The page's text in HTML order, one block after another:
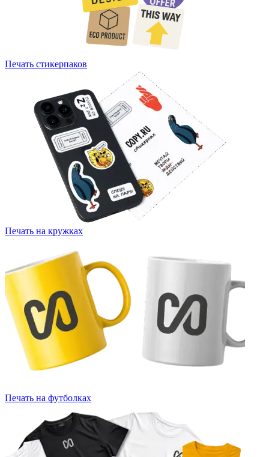
Печать стикерпаков
Печать на кружках
Печать на футболках